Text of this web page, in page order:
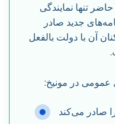
تنها نمایندگی
جدید صادر
آن با دولت بالفعل
در مونیخ:
صادر می‌کند